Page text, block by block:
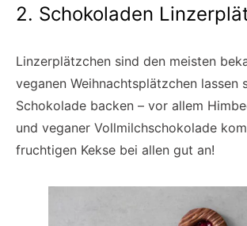
2. Schokoladen
Linzerplätzchen sind den meisten
veganen Weihnachtsplätzchen lassen
Schokolade backen – vor allem
und veganer Vollmilchschokolade
fruchtigen Kekse bei allen gut an!